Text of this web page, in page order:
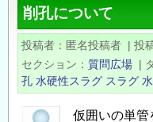
く
ず
削孔について
投稿者 匿名投稿者 | 投
セクション
質問広場 |
孔 水硬性スラグ スラグ
仮囲いの単管